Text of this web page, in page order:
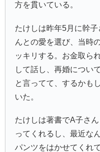
方を貫いている。
たけしは昨年5月に幹
んとの愛を選び、当時
ッキリする。お金取ら
して話し、再婚につい
と言ってて、するかも
いた。
たけしは著書でA子さ
ってくれるし、最近な
パンツをはかせてくれ